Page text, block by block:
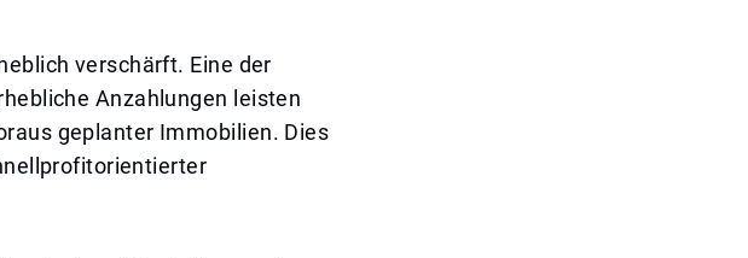
verschärft. Eine der
Anzahlungen leisten
geplanter Immobilien. Dies